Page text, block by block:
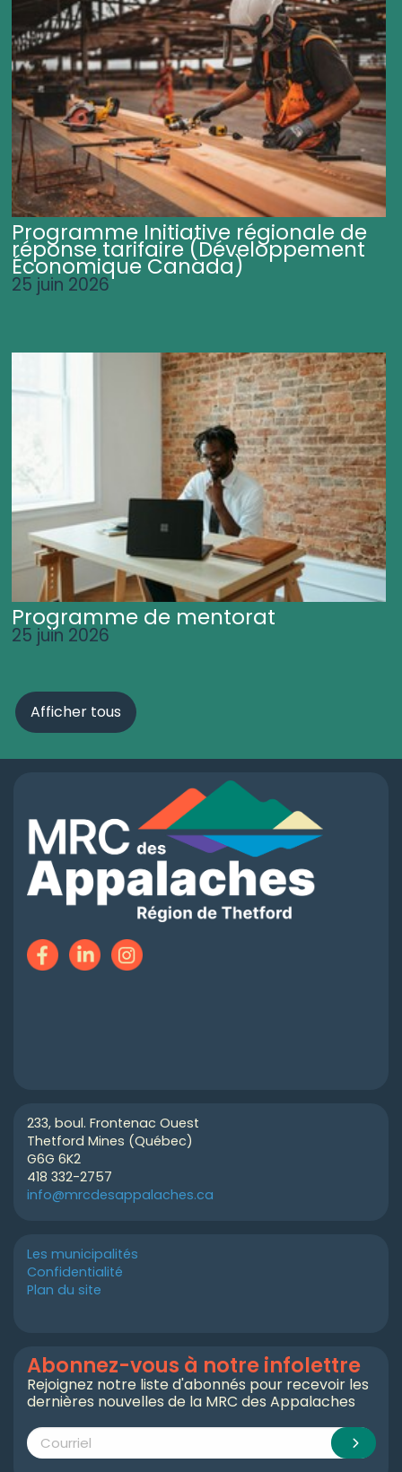
Programme Initiative régionale de
réponse tarifaire (Développement
Économique Canada)
25 juin 2026
Programme de mentorat
25 juin 2026
Afficher tous
233, boul. Frontenac Ouest
Thetford Mines (Québec)
G6G 6K2
418 332-2757
info@mrcdesappalaches.ca
Les municipalités
Confidentialité
Plan du site
Abonnez-vous à notre infolettre
Rejoignez notre liste d'abonnés pour recevoir les
dernières nouvelles de la MRC des Appalaches